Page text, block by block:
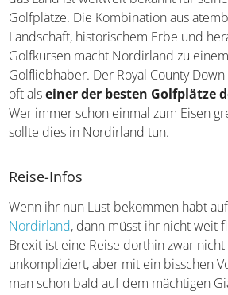
Ein Besuch im Tollymore
Golf spielen
Golf ist in Nordirland eine äußerst
das Land ist weltweit bekannt für
Golfplätze. Die Kombination aus
Golfkursen macht Nordirland zu einem
sogar oft alseiner der besten
bezeichnet. Wer immer schon einmal
wollte, der sollte dies in Nordirland